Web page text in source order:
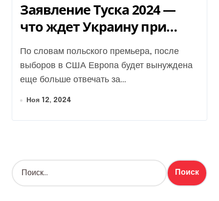
Заявление Туска 2024 —
что ждет Украину при
Трампе
По словам польского премьера, после
выборов в США Европа будет вынуждена
еще больше отвечать за...
Ноя 12, 2024
Н
а